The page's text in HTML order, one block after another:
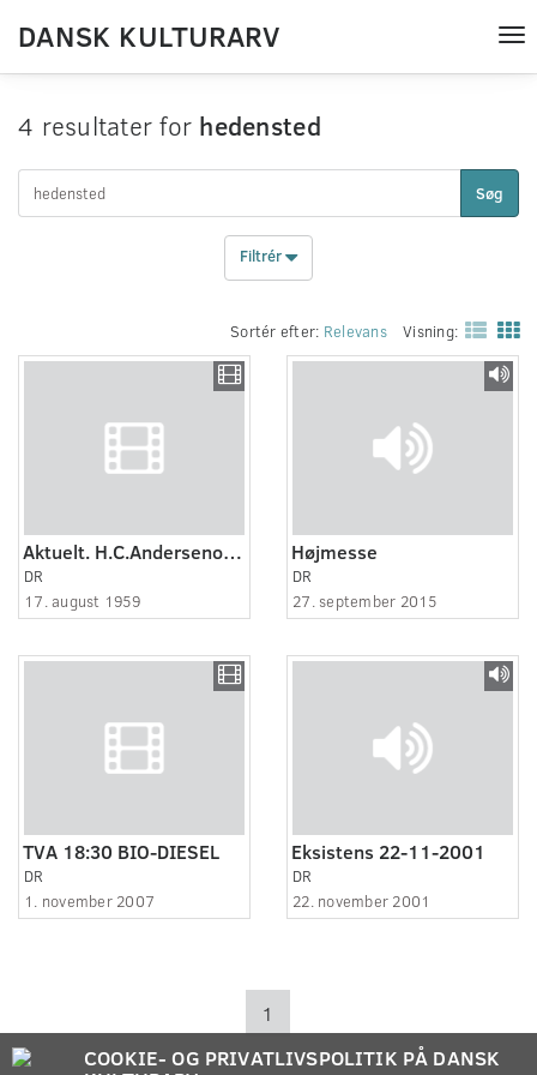
DANSK KULTURARV
4 resultater for hedensted
Søg
Filtrér
Sortér efter: Relevans Visning:
Aktuelt. H.C.Andersenoptog i Hedensted i Jylland.
DR
17. august 1959
Højmesse
DR
27. september 2015
TVA 18:30 BIO-DIESEL
DR
1. november 2007
Eksistens 22-11-2001
DR
22. november 2001
1
COOKIE- OG PRIVATLIVSPOLITIK PÅ DANSK